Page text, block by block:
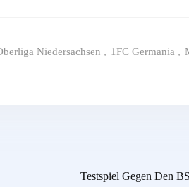
Niedersachsen , 1FC Germania ,
Testspiel Gegen Den